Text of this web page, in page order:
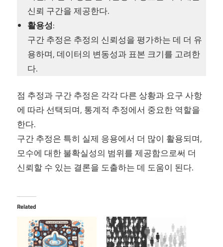
신뢰 구간을 제공한다.
활용성:
구간 추정은 추정의 신뢰성을 평가하는 데 더 유
용하며, 데이터의 변동성과 표본 크기를 고려한
다.
점 추정과 구간 추정은 각각 다른 상황과 요구 사항
에 따라 선택되며, 통계적 추정에서 중요한 역할을
한다.
구간 추정은 특히 실제 응용에서 더 많이 활용되며,
모수에 대한 불확실성의 범위를 제공함으로써 더
신뢰할 수 있는 결론을 도출하는 데 도움이 된다.
Related